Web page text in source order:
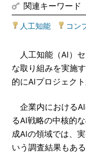
関連キーワード
人工知能 コン
人工知能（AI）セ
な取り組みを実施
的にAIプロジェク
企業内におけるAI
るAI戦略の中核的
成AIの領域では、
いう調査結果もある